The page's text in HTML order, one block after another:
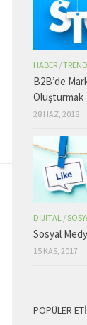
HABER /
B2B’de
Oluşturmak
28 HAZ, 2018
DIJITAL /
Sosyal
15 KAS, 2017
POPÜLER